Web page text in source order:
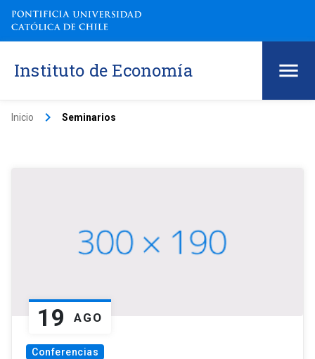
Instituto de Economía
Inicio keyboard_arrow_right Seminarios
19 AGO
Conferencias